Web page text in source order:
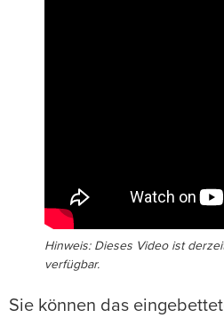
Hinweis: Dieses Video ist
verfügbar.
Sie können das